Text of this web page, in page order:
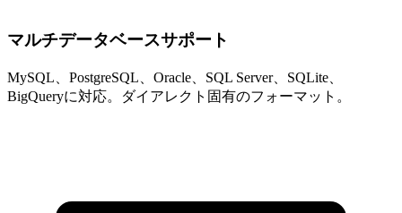
マルチデータベースサポート
MySQL、PostgreSQL、Oracle、SQL Server、SQLite、
BigQueryに対応。ダイアレクト固有のフォーマット。